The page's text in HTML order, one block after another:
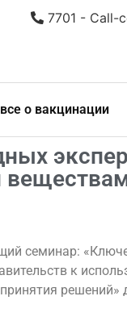
7701 - Call-
о вакцинации
семинар:
к